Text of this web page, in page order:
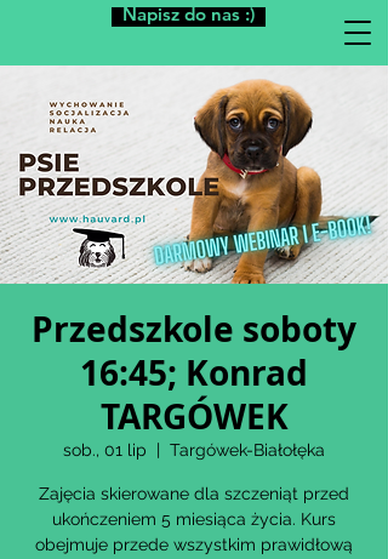
Napisz do nas :)
Przedszkole soboty
16:45; Konrad
TARGÓWEK
sob., 01 lip
  |
Targówek-Białołęka
Zajęcia skierowane dla szczeniąt przed
ukończeniem 5 miesiąca życia. Kurs
obejmuje przede wszystkim prawidłową